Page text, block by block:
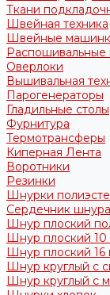
Ткани
Швейная техника
Швейные
Оверлоки
Вышивальная
Парогенераторы
Гладильные столы
Фурнитура
Термотрансферы
Киперная Лента
Воротники
Резинки
Шнурки
Сердечник шнура
Шнур плоский
Шнур плоский 10
Шнур плоский 16
Шнур круглый с
Шнур круглый с